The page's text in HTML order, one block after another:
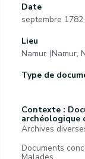
Date
septembre 1782
Lieu
Namur (Namur,
Type de
Contexte :
archéologique
Archives
Documents